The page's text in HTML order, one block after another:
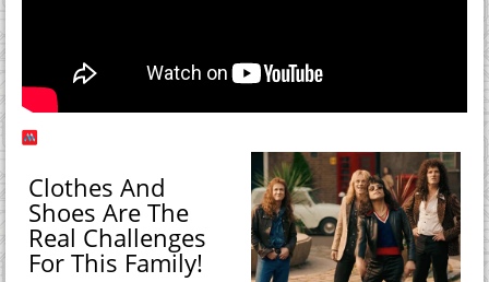
Clothes And
Shoes Are The
Real Challenges
For This Family!